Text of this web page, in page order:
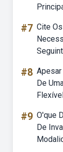
#7 Cite
#8
De
#9 O'que
De